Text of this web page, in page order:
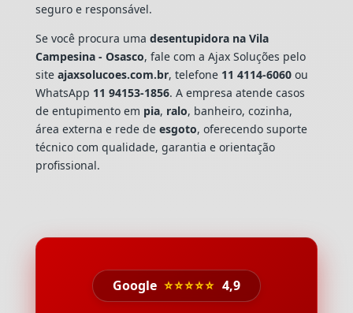
seguro e responsável.
Se você procura uma desentupidora na Vila
Campesina - Osasco, fale com a Ajax Soluções pelo
site ajaxsolucoes.com.br, telefone 11 4114-6060ou
WhatsApp 11 94153-1856. A empresa atende casos
de entupimento em pia, ralo, banheiro, cozinha,
área externa e rede de esgoto, oferecendo suporte
técnico com qualidade, garantia e orientação
profissional.
Google ⭐⭐⭐⭐⭐ 4,9